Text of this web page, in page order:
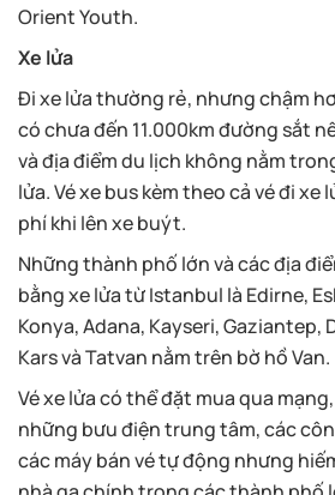
có chưa đến 11.000km đường sắt
và địa điểm du lịch không nằm
lửa. Vé xe bus kèm theo cả vé đi xe
phí khi lên xe buýt.
Những thành phố lớn và các địa
bằng xe lửa từ Istanbul là Edirne,
Konya, Adana, Kayseri, Gaziantep,
Kars và Tatvan nằm trên bờ hồ Van.
những bưu điện trung tâm, các
các máy bán vé tự động nhưng
nhà ga chính trong các thành phố